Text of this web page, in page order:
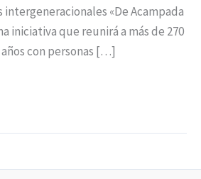
«De Acampada
iniciativa que reunirá a más de 270
con personas […]